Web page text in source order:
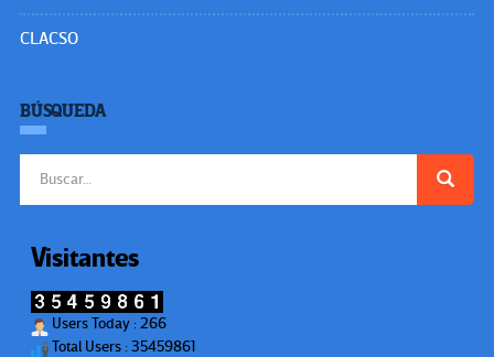
CLACSO
BÚSQUEDA
Visitantes
Users Today : 266
Total Users : 35459861